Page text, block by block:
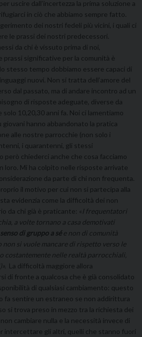
uscire dall’incertezza la prima soluzione a
in ciò che abbiamo sempre fatto.
dei nostri fedeli più vicini, i quali ci
le prassi dei nostri predecessori.
da chi è vissuto prima di noi,
prassi significative per la comunità è
stesso tempo dobbiamo essere capaci di
nuovi. Non si tratta dell’amore del
dal passato, ma di andare incontro ad un
di risposte adeguate, diverse da
solo 10,20,30 anni fa. Noi ci lamentiamo
giovani hanno abbandonato la pratica
alle nostre parrocchie (non solo i
i quarantenni, gli stessi
però chiederci anche che cosa facciamo
loro. Mi ha colpito nelle risposte arrivate
da parte di chi non frequenta.
il motivo per cui non si partecipa alla
evidenzia come la difficoltà dei non
da chi già è praticante: « I frequentatori
a volte tornano a casa demotivati
senso di gruppo a sée non di comunità
non si vuole mancare di rispetto verso le
costantemente nelle realtà parrocchiali,
La difficoltà maggiore allora
di fronte a qualcosa che è già consolidato
di qualsiasi cambiamento: questo
fa sentire un estraneo se non addirittura
si trova preso in mezzo tra la richiesta dei
cambiare nulla e la necessità invece di
intercettare gli altri, quelli che stanno fuori